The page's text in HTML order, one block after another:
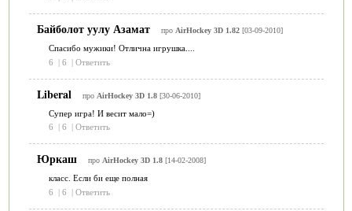
Байболот уулу Азамат про AirHockey 3D 1.82[03-09-2010]
Спасибо мужики! Отлична игрушка....
6
| 6 | Ответить
Liberal про AirHockey 3D 1.8[30-06-2010]
Супер игра! И весит мало=)
6
| 6 | Ответить
Юркаш про AirHockey 3D 1.8[14-02-2008]
класс. Если би еще полная
6
| 6 | Ответить